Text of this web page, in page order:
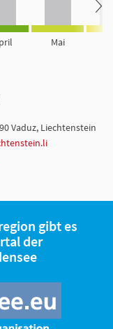
Mai
Vaduz, Liechtenstein
gibt es
der